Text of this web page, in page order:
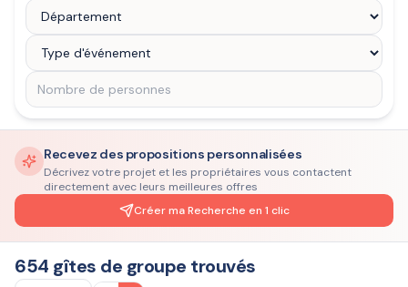
Recevez des propositions personnalisées
Décrivez votre projet et les propriétaires vous contactent
directement avec leurs meilleures offres
Créer ma Recherche en 1 clic
654 gîtes de groupe trouvés